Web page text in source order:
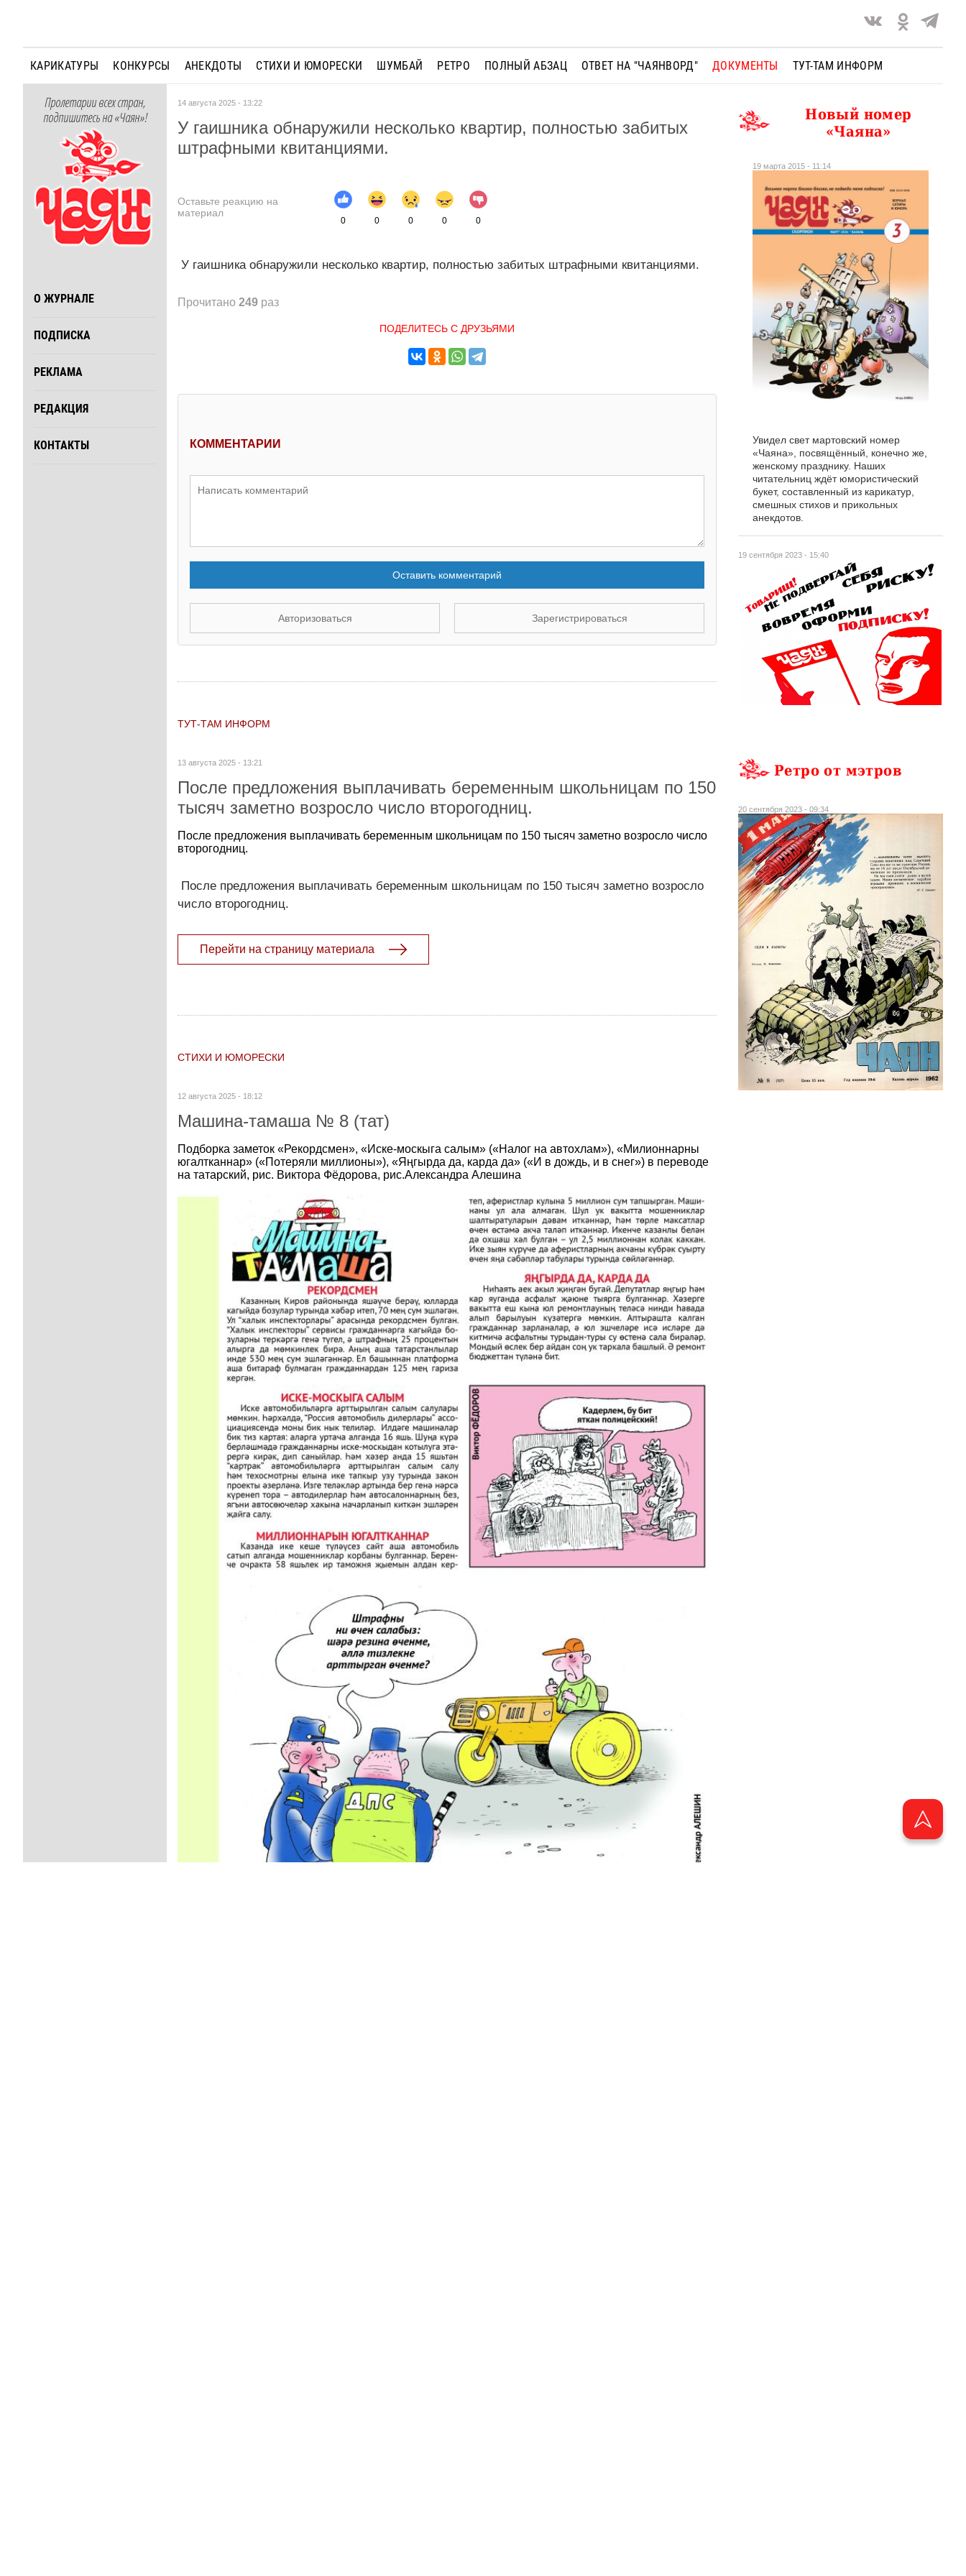
КАРИКАТУРЫ КОНКУРСЫ АНЕКДОТЫ СТИХИ И ЮМОРЕСКИ ШУМБАЙ РЕТРО ПОЛНЫЙ АБЗАЦ ОТВЕТ НА "ЧАЯНВОРД" ДОКУМЕНТЫ ТУТ-ТАМ ИНФОРМ
Пролетарии всех стран,
подпишитесь на «Чаян»!
О ЖУРНАЛЕ
ПОДПИСКА
РЕКЛАМА
РЕДАКЦИЯ
КОНТАКТЫ
14 августа 2025 - 13:22
У гаишника обнаружили несколько квартир, полностью забитых
штрафными квитанциями.
Оставьте реакцию на
материал
0 0 0 0 0
У гаишника обнаружили несколько квартир, полностью забитых штрафными квитанциями.
Прочитано 249 раз
ПОДЕЛИТЕСЬ С ДРУЗЬЯМИ
КОММЕНТАРИИ
Оставить комментарий
Авторизоваться Зарегистрироваться
ТУТ-ТАМ ИНФОРМ
13 августа 2025 - 13:21
После предложения выплачивать беременным школьницам по 150
тысяч заметно возросло число второгодниц.
После предложения выплачивать беременным школьницам по 150 тысяч заметно возросло число
второгодниц.
После предложения выплачивать беременным школьницам по 150 тысяч заметно возросло
число второгодниц.
Перейти на страницу материала
СТИХИ И ЮМОРЕСКИ
12 августа 2025 - 18:12
Машина-тамаша № 8 (тат)
Подборка заметок «Рекордсмен», «Иске-москыга салым» («Налог на автохлам»), «Милионнарны
югалтканнар» («Потеряли миллионы»), «Яңгырда да, карда да» («И в дождь, и в снег») в переводе
на татарский, рис. Виктора Фёдорова, рис.Александра Алешина
19 сентября 2023 - 15:40
Новый номер
«Чаяна»
19 марта 2015 - 11:14
Увидел свет мартовский номер
«Чаяна», посвящённый, конечно же,
женскому празднику. Наших
читательниц ждёт юмористический
букет, составленный из карикатур,
смешных стихов и прикольных
анекдотов.
Ретро от мэтров
20 сентября 2023 - 09:34